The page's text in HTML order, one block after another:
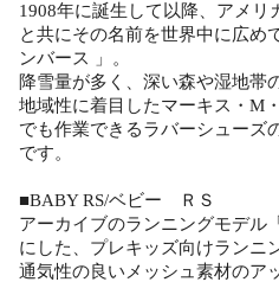
1908年に誕生して以降、アメリ
と共にその名前を世界中に広め
ンバース 」。
降雪量が多く、深い森や湿地帯
地域性に着目したマーキス・M
でも作業できるラバーシューズ
です。
■BABY RS/ベビー ＲＳ
アーカイブのランニングモデル
にした、プレキッズ向けランニ
通気性の良いメッシュ素材のア